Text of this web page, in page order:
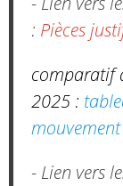
: Pièces
comparatif
2025 :
- Lien vers